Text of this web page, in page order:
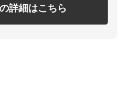
詳細はこちら